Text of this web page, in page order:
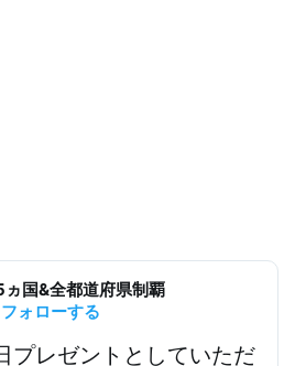
国&全都道府県制覇
フォローする
プレゼントとしていただ